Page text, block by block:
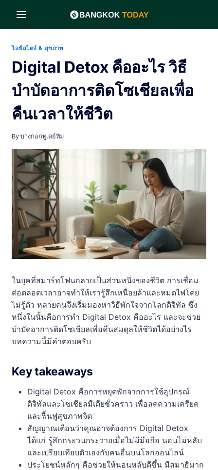
content
ไลฟ์สไตล์ & สุขภาพ
Digital Detox คืออะไร วิธี
บำบัดอาการติดโซเชียลเพื่อ
คืนเวลาให้ชีวิต
By บางกอกทูเดย์ทีม
ในยุคที่สมาร์ทโฟนกลายเป็นส่วนหนึ่งของชีวิต การเชื่อม
ต่อตลอดเวลาอาจทำให้เรารู้สึกเหนื่อยล้าและหมดไฟโดย
ไม่รู้ตัว หลายคนจึงเริ่มมองหาวิธีพักใจจากโลกดิจิทัล ซึ่ง
หนึ่งในนั้นคือการทำ Digital Detox คืออะไร และจะช่วย
บำบัดอาการติดโซเชียลเพื่อคืนสมดุลให้ชีวิตได้อย่างไร
บทความนี้มีคำตอบครับ
Key takeaways
Digital Detox คือการหยุดพักจากการใช้อุปกรณ์
ดิจิทัลและโซเชียลมีเดียชั่วคราว เพื่อลดความเครียด
และฟื้นฟูสุขภาพจิต
สัญญาณเตือนว่าคุณอาจต้องการ Digital Detox
ได้แก่ รู้สึกกระวนกระวายเมื่อไม่มีมือถือ นอนไม่หลับ
และเปรียบเทียบตัวเองกับคนอื่นบนโลกออนไลน์
ประโยชน์หลักๆ คือช่วยให้นอนหลับดีขึ้น มีสมาธิมาก